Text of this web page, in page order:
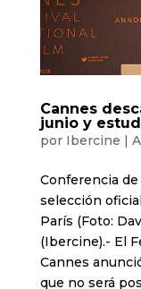
Cannes
junio y
por Ibercine |
Conferencia
selección
París (Foto:
(Ibercine).- El
Cannes
que no será